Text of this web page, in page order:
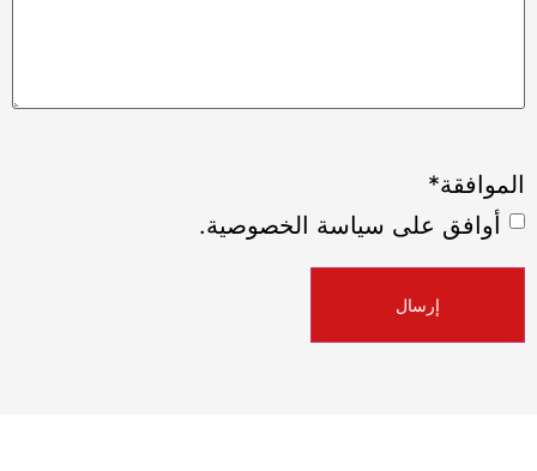
الموافقة*
أوافق على سياسة الخصوصية.